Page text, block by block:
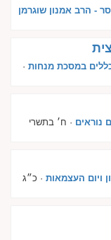
- הרב אמנון שוגרמן
במסכת מנחות ·
נוראים · ח׳ בתשרי
ויום העצמאות · כ״ג